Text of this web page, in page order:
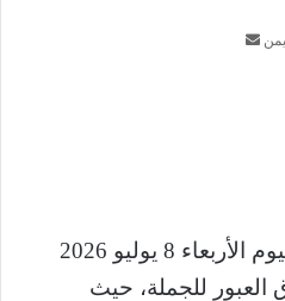
و
ي
شهدت أسعار الخضار اليوم الأربعاء 8 يوليو 2026
العبور للجملة، حيث